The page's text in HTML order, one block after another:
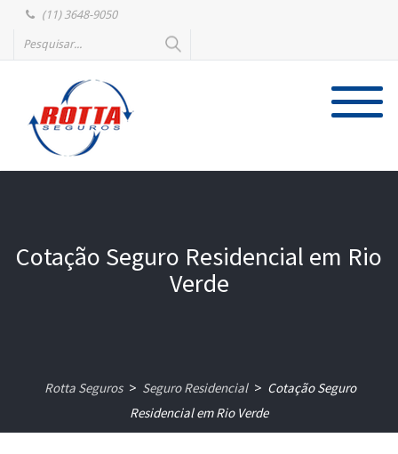
(11) 3648-9050
Cotação Seguro Residencial em Rio
Verde
Rotta Seguros > Seguro Residencial > Cotação Seguro
Residencial em Rio Verde